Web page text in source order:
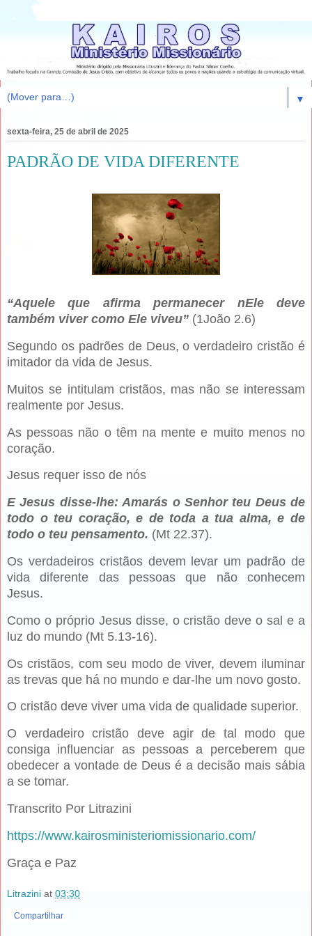
▼
sexta-feira, 25 de abril de 2025
PADRÃO DE VIDA DIFERENTE
“Aquele que afirma permanecer nEle deve
também viver como Ele viveu” (1João 2.6)
Segundo os padrões de Deus, o verdadeiro cristão é
imitador da vida de Jesus.
Muitos se intitulam cristãos, mas não se interessam
realmente por Jesus.
As pessoas não o têm na mente e muito menos no
coração.
Jesus requer isso de nós
E Jesus disse-lhe: Amarás o Senhor teu Deus de
todo o teu coração, e de toda a tua alma, e de
todo o teu pensamento. (Mt 22.37).
Os verdadeiros cristãos devem levar um padrão de
vida diferente das pessoas que não conhecem
Jesus.
Como o próprio Jesus disse, o cristão deve o sal e a
luz do mundo (Mt 5.13-16).
Os cristãos, com seu modo de viver, devem iluminar
as trevas que há no mundo e dar-lhe um novo gosto.
O cristão deve viver uma vida de qualidade superior.
O verdadeiro cristão deve agir de tal modo que
consiga influenciar as pessoas a perceberem que
obedecer a vontade de Deus é a decisão mais sábia
a se tomar.
Transcrito Por Litrazini
https://www.kairosministeriomissionario.com/
Graça e Paz
Litrazini at 03:30
Compartilhar